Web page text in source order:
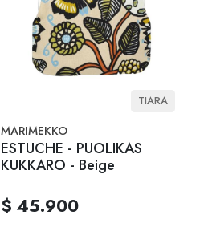
TIARA
MARIMEKKO
ESTUCHE - PUOLIKAS
KUKKARO - Beige
$ 45.900